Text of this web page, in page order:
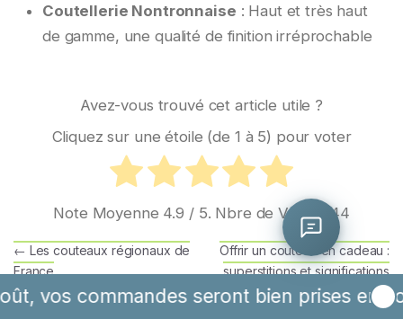
Coutellerie Nontronnaise : Haut et très haut
de gamme, une qualité de finition irréprochable
Avez-vous trouvé cet article utile ?
Cliquez sur une étoile (de 1 à 5) pour voter
Note Moyenne 4.9 / 5. Nbre de Votes : 44
Navigation de l’article
← Les couteaux régionaux de
France
Offrir un couteau en cadeau :
superstitions et significations
pour un homme, une femme
ou un enfant.→
0/800
On vous rappelle ?
seront bien prises en compte,